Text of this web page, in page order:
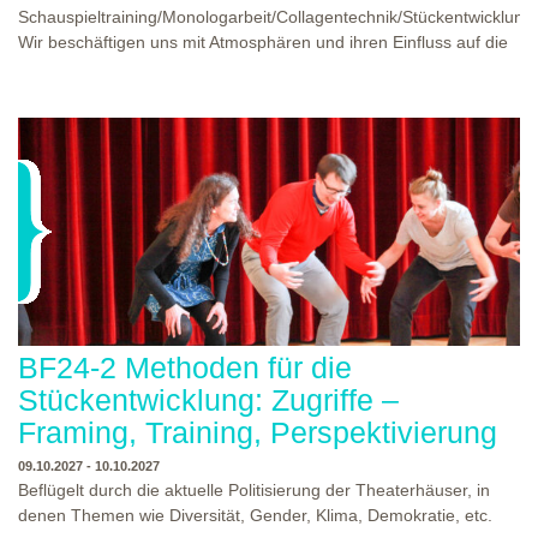
Schauspieltraining/Monologarbeit/Collagentechnik/Stückentwicklung
Wir beschäftigen uns mit Atmosphären und ihren Einfluss auf die
selbstgeschriebenen Monolog erproben und werden die neuen
Schauspielübungen innerhalb des entstandenen Materials
anwenden und die Monologe inszenatorisch umsetzen.
WANN? 12.06.2027 - 13.06.2027 SA. 10:00 - 17:00 UND SO. 10:00 - 16:30
BF24-2 Methoden für die
Stückentwicklung: Zugriffe –
Framing, Training, Perspektivierung
09.10.2027 - 10.10.2027
Beflügelt durch die aktuelle Politisierung der Theaterhäuser, in
denen Themen wie Diversität, Gender, Klima, Demokratie, etc.